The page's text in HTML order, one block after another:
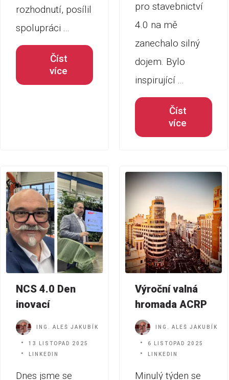
rozhodnutí, posílil
spolupráci ...
Číst
více
pro stavebnictví
4.0 na mě
zanechalo silný
dojem. Bylo
inspirující ...
Číst
více
NCS 4.0 Den
inovací
ING. ALEŠ JAKUBÍK
13 LISTOPAD 2025
LINKEDIN
Dnes jsme se
Výroční valná
hromada ACRP
ING. ALEŠ JAKUBÍK
6 LISTOPAD 2025
LINKEDIN
Minulý týden se